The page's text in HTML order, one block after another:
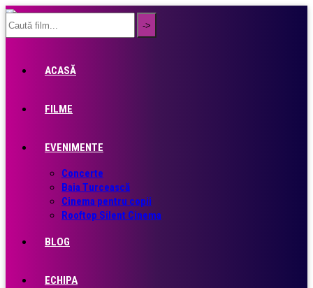
ACASĂ
FILME
EVENIMENTE
Concerte
Baia Turcească
Cinema pentru copii
Rooftop Silent Cinema
BLOG
ECHIPA